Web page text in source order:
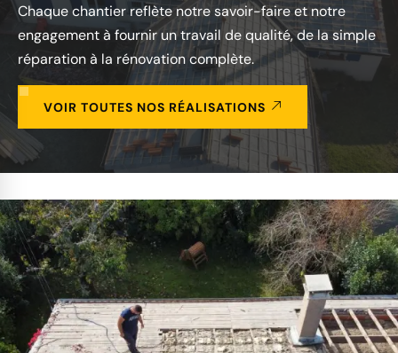
Chaque chantier reflète notre savoir-faire et notre
engagement à fournir un travail de qualité, de la simple
réparation à la rénovation complète.
VOIR TOUTES NOS RÉALISATIONS